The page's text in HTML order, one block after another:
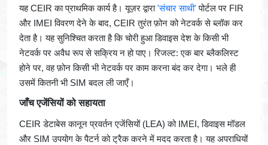
यह CEIR का प्राथमिक कार्य है। यूज़र द्वारा'संचार साथी' पोर्टल पर FIR
और IMEI विवरण देने के बाद, CEIR तुरंत फ़ोन को नेटवर्क से ब्लॉक कर
देता है। यह सुनिश्चित करता है कि चोरी हुआ डिवाइस देश के किसी भी
नेटवर्क पर अवैध रूप से सक्रिय न हो पाए। रिजल्ट: एक बार ब्लैकलिस्ट
होने पर, वह फ़ोन किसी भी नेटवर्क पर काम करना बंद कर देगा। भले ही
उसमें कितनी भी SIM बदल ली जाएँ।
जाँच एजेंसियों को सहायता
CEIR डेटाबेस कानून प्रवर्तन एजेंसियों (LEA) को IMEI, डिवाइस मॉडल
और SIM उपयोग के पैटर्न को ट्रैक करने में मदद करता है। यह अपराधियों